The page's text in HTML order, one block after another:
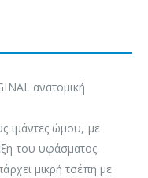
ανατομική
ιμάντες ώμου, με
του υφάσματος.
μικρή τσέπη με